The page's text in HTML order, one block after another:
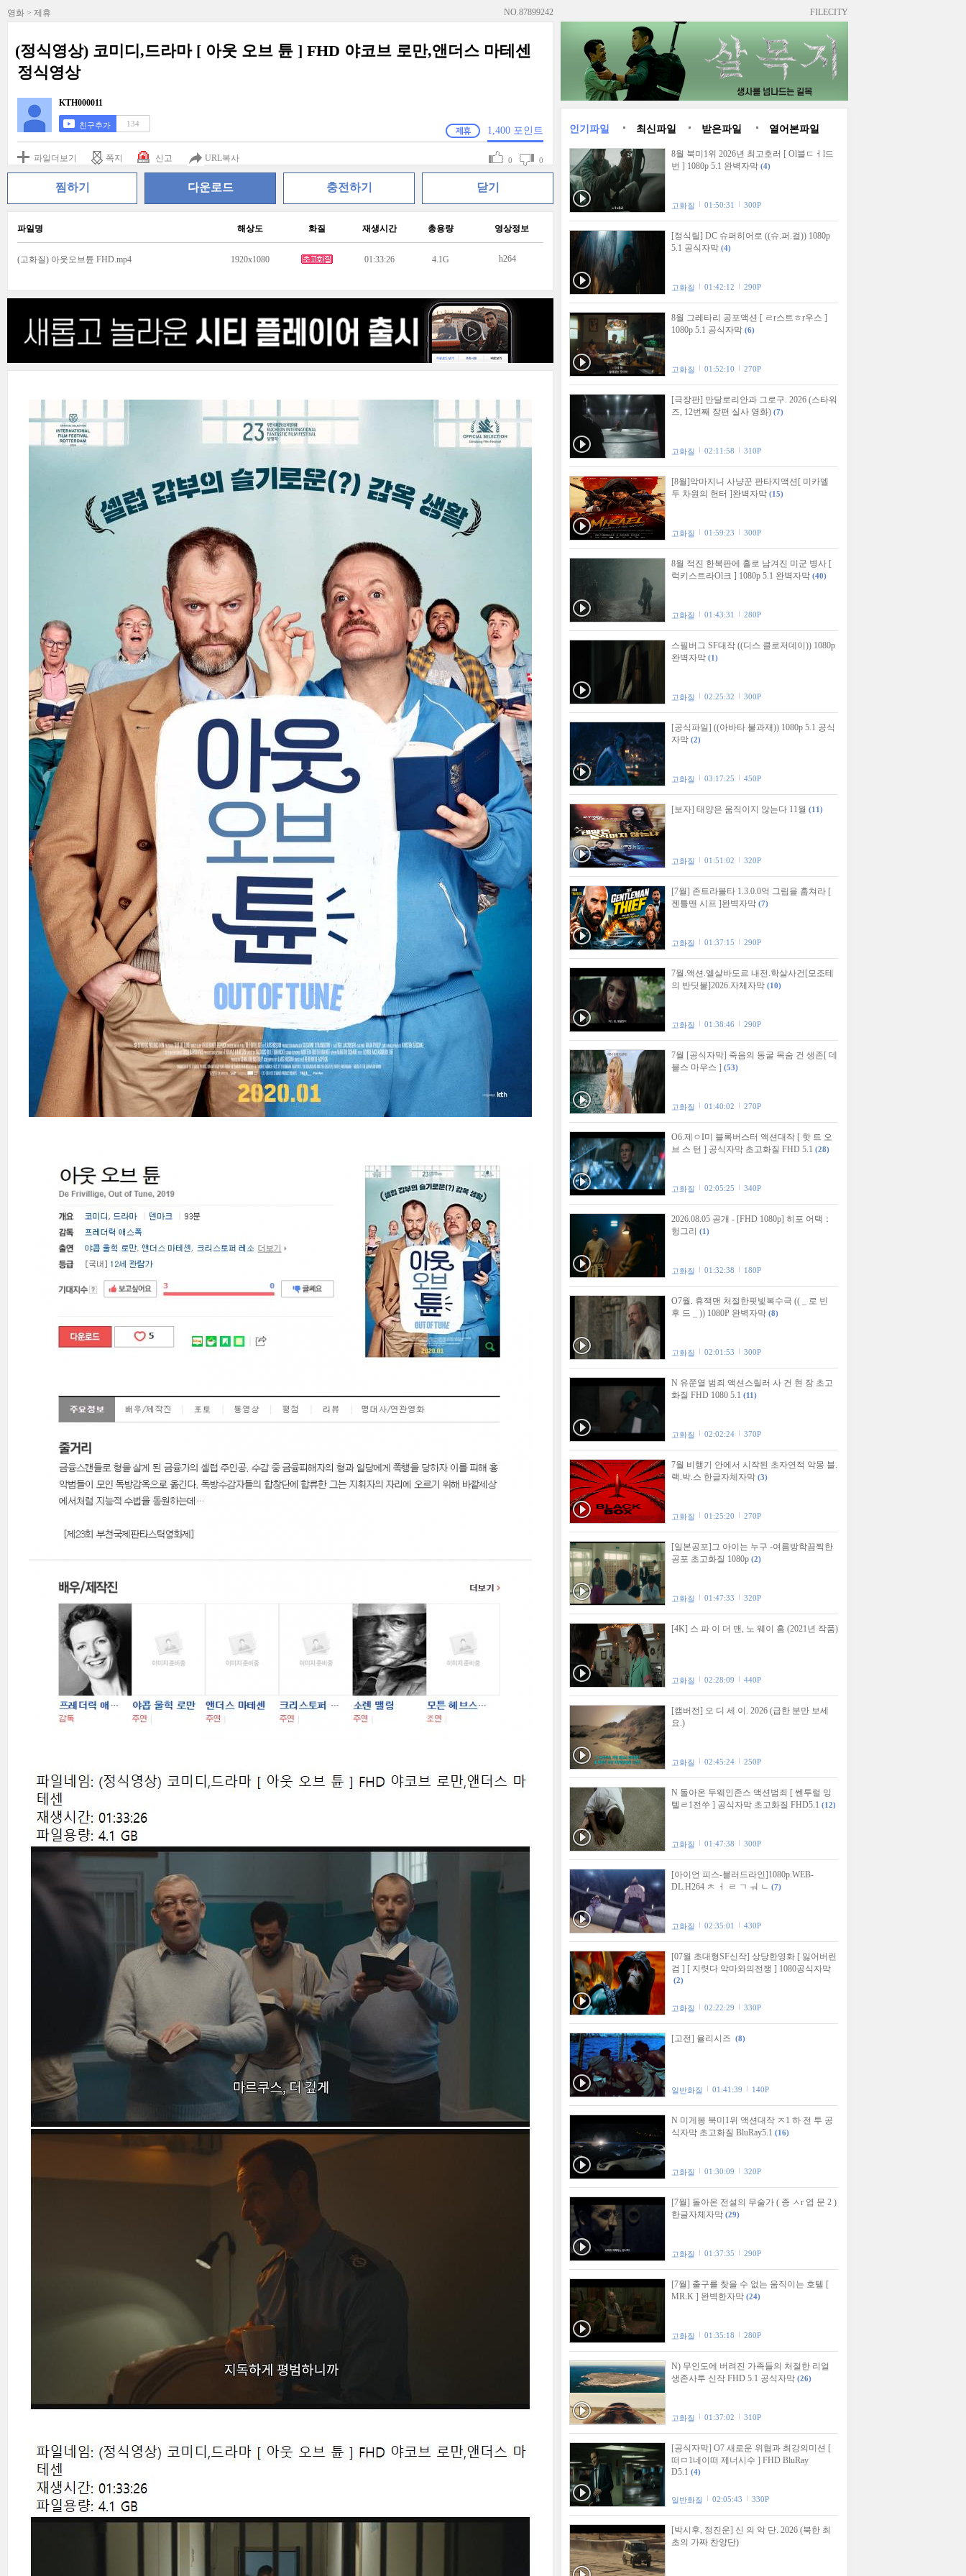
영화 > 제휴 NO.87899242
(정식영상) 코미디,드라마 [ 아웃 오브 튠 ] FHD 야코브 로만,앤더스 마테센
정식영상
KTH000011
친구추가 134
1,400 포인트
파일더보기 쪽지 신고 URL복사 0 0
찜하기 다운로드 충전하기 닫기
파일명 해상도 화질 재생시간 총용량 영상정보
(고화질) 아웃오브튠 FHD.mp4 1920x1080 01:33:26 4.1G h264
FILECITY
인기파일 최신파일 받은파일 열어본파일
8월 북미1위 2026년 최고호러 [ Ol블ㄷㅓl드
번 ] 1080p 5.1 완벽자막 (4)
고화질 01:50:31 300P
[정식릴] DC 슈퍼히어로 ((슈.퍼.걸)) 1080p
5.1 공식자막 (4)
고화질 01:42:12 290P
8월 그레타리 공포액션 [ ㄹr스트ㅎr우스 ]
1080p 5.1 공식자막 (6)
고화질 01:52:10 270P
[극장판] 만달로리안과 그로구. 2026 (스타워
즈, 12번째 장편 실사 영화) (7)
고화질 02:11:58 310P
[8월]악마지니 사냥꾼 판타지액션[ 미카엘
두 차원의 헌터 ]완벽자막 (15)
고화질 01:59:23 300P
8월 적진 한복판에 홀로 남겨진 미군 병사 [
럭키스트라Ol크 ] 1080p 5.1 완벽자막 (40)
고화질 01:43:31 280P
스필버그 SF대작 ((디스 클로저데이)) 1080p
완벽자막 (1)
고화질 02:25:32 300P
[공식파일] ((아바타 불과재)) 1080p 5.1 공식
자막 (2)
고화질 03:17:25 450P
[보자] 태양은 움직이지 않는다 11월 (11)
고화질 01:51:02 320P
[7월] 존트라볼타 1.3.0.0억 그림을 훔쳐라 [
젠틀맨 시프 ]완벽자막 (7)
고화질 01:37:15 290P
7월.액션.엘살바도르 내전.학살사건[모조테
의 반딧불]2026.자체자막 (10)
고화질 01:38:46 290P
7월 [공식자막] 죽음의 동굴 목숨 건 생존[ 데
블스 마우스 ] (53)
고화질 01:40:02 270P
O6.제ㅇI미 블록버스터 액션대작 [ 핫 트 오
브 스 턴 ] 공식자막 초고화질 FHD 5.1 (28)
고화질 02:05:25 340P
2026.08.05 공개 - [FHD 1080p] 히포 어택：
헝그리 (1)
고화질 01:32:38 180P
O7월. 휴잭맨 처절한핏빛복수극 (( _ 로 빈
후 드 _ )) 1080P 완벽자막 (8)
고화질 02:01:53 300P
N 유쭌열 범죄 액션스릴러 사 건 현 장 초고
화질 FHD 1080 5.1 (11)
고화질 02:02:24 370P
7월 비행기 안에서 시작된 초자연적 악몽 블.
랙.박.스 한글자체자막 (3)
고화질 01:25:20 270P
[일본공포]그 아이는 누구 -여름방학끔찍한
공포 초고화질 1080p (2)
고화질 01:47:33 320P
[4K] 스 파 이 더 맨, 노 웨이 홈 (2021년 작품)
고화질 02:28:09 440P
[캠버전] 오 디 세 이. 2026 (급한 분만 보세
요.)
고화질 02:45:24 250P
N 돌아온 두웨인존스 액션범죄 [ 쎈투럴 잉
텔ㄹ1전쑤 ] 공식자막 초고화질 FHD5.1 (12)
고화질 01:47:38 300P
[아이언 피스-블러드라인]1080p.WEB-
DL.H264 ㅊ ㅓ ㄹ ㄱ ㅝ ㄴ (7)
고화질 02:35:01 430P
[07월 초대형SF신작] 상당한영화 [ 잃어버린
검 ] [ 지렷다 악마와의전쟁 ] 1080공식자막
(2)
고화질 02:22:29 330P
[고전] 율리시즈 (8)
일반화질 01:41:39 140P
N 미게봉 북미1위 액션대작 ㅈ1 하 전 투 공
식자막 초고화질 BluRay5.1 (16)
고화질 01:30:09 320P
[7월] 돌아온 전설의 무술가 ( 종 ㅅr 엽 문 2 )
한글자체자막 (29)
고화질 01:37:35 290P
[7월] 출구를 찾을 수 없는 움직이는 호텔 [
MR.K ] 완벽한자막 (24)
고화질 01:35:18 280P
N) 무인도에 버려진 가족들의 처절한 리얼
생존사투 신작 FHD 5.1 공식자막 (26)
고화질 01:37:02 310P
[공식자막] O7 새로운 위협과 최강의미션 [
떠ㅁ1네이떠 제너시수 ] FHD BluRay
D5.1 (4)
일반화질 02:05:43 330P
[박시후, 정진운] 신 의 악 단. 2026 (북한 최
초의 가짜 찬양단)